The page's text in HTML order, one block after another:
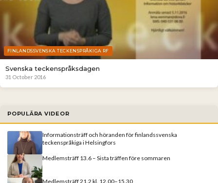
FINLANDSSVENSKA TECKENSPRÅKIGA RF
Svenska teckenspråksdagen
31 October 2016
POPULÄRA VIDEOR
Informationsträff och höranden för finlandssvenska
teckenspråkiga i Helsingfors
Medlemsträff 13.6 – Sista träffen före sommaren
Medlemsträff 21.2 kl. 12.00–15.30